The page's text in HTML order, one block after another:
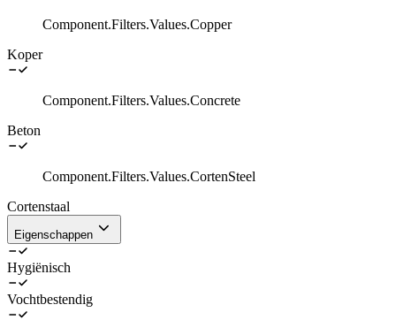
Component.Filters.Values.Copper
Koper
Component.Filters.Values.Concrete
Beton
Component.Filters.Values.CortenSteel
Cortenstaal
Eigenschappen
Hygiënisch
Vochtbestendig